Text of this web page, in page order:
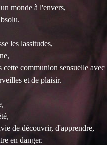
monde à l'envers,
les lassitudes,
communion sensuelle
et de plaisir.
de découvrir, d'apprendre,
en danger.